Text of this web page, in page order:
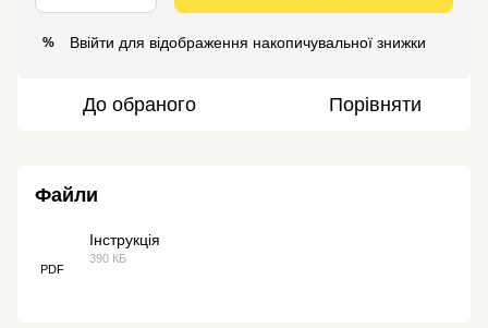
% Ввійти для відображення накопичувальної знижки
До обраного Порівняти
Файли
PDF
Інструкція
390 КБ